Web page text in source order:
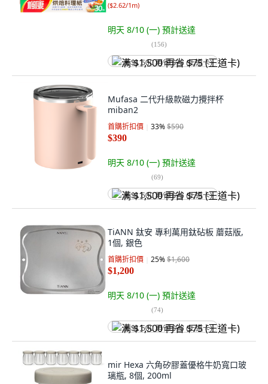
($2.62/1m)
明天 8/10 (一) 預計送達
(156)
满 $1,500 再省 $75 (王道卡)
Mufasa 二代升級款磁力攪拌杯
miban2
首購折扣價 33%$590
$390
明天 8/10 (一) 預計送達
(69)
满 $1,500 再省 $75 (王道卡)
TiANN 鈦安 專利萬用鈦砧板 蘑菇版,
1個, 銀色
首購折扣價 25%$1,600
$1,200
明天 8/10 (一) 預計送達
(74)
满 $1,500 再省 $75 (王道卡)
mir Hexa 六角矽膠蓋優格牛奶寬口玻
璃瓶, 8個, 200ml